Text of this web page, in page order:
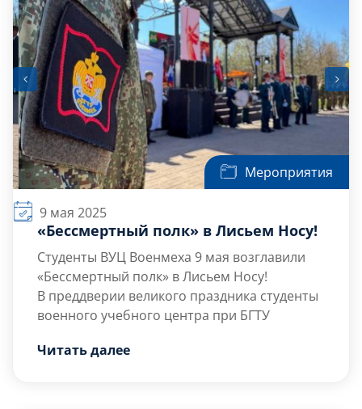
оккупации союзников […]
Мероприятия
9 мая 2025
«Бессмертный полк» в Лисьем Носу!
Студенты ВУЦ Военмеха 9 мая возглавили
«Бессмертный полк» в Лисьем Носу!
В преддверии великого праздника студенты
военного учебного центра при БГТУ
участие в торжественном шествии в поселке
Читать далее